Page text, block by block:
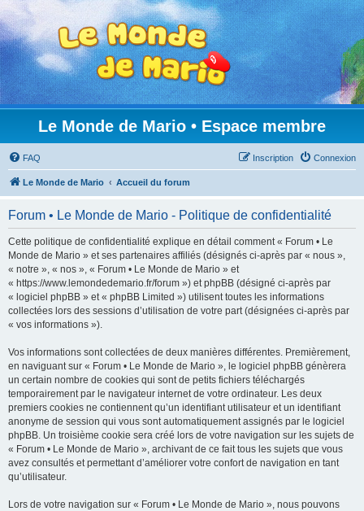
Le Monde de Mario • Espace membre
FAQ Connexion
Inscription
Le Monde de Mario Accueil du forum
Forum • Le Monde de Mario - Politique de confidentialité
Cette politique de confidentialité explique en détail comment « Forum • Le
Monde de Mario » et ses partenaires affiliés (désignés ci-après par « nous »,
« notre », « nos », « Forum • Le Monde de Mario » et
« https://www.lemondedemario.fr/forum ») et phpBB (désigné ci-après par
« logiciel phpBB » et « phpBB Limited ») utilisent toutes les informations
collectées lors des sessions d’utilisation de votre part (désignées ci-après par
« vos informations »).
Vos informations sont collectées de deux manières différentes. Premièrement,
en naviguant sur « Forum • Le Monde de Mario », le logiciel phpBB génèrera
un certain nombre de cookies qui sont de petits fichiers téléchargés
temporairement par le navigateur internet de votre ordinateur. Les deux
premiers cookies ne contiennent qu’un identifiant utilisateur et un identifiant
anonyme de session qui vous sont automatiquement assignés par le logiciel
phpBB. Un troisième cookie sera créé lors de votre navigation sur les sujets de
« Forum • Le Monde de Mario », archivant de ce fait tous les sujets que vous
avez consultés et permettant d’améliorer votre confort de navigation en tant
qu’utilisateur.
Lors de votre navigation sur « Forum • Le Monde de Mario », nous pouvons